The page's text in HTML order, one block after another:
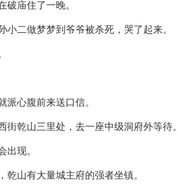
破庙住了一晚。
小二做梦梦到爷爷被杀死，哭了起来。
派心腹前来送口信。
街乾山三里处，去一座中级洞府外等待。
出现。
乾山有大量城主府的强者坐镇。